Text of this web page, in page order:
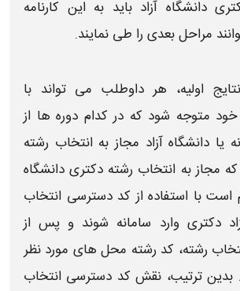
دانشگاه آزاد باید به این کارنامه
مراحل بعدی را طی نمایند.
اولیه، هر داوطلب می تواند با
خود متوجه شود که در کدام دوره‌ ها از
یا دانشگاه آزاد مجاز بهانتخاب رشته
مجاز به انتخاب رشته دکتری دانشگاه
است با استفاده از کد دسترسی انتخاب
دکتری وارد سامانه شوند و پس از
رشته، کد رشته‌ محل‌ های مورد نظر
بدین ترتیب، نقش کد دسترسی انتخاب